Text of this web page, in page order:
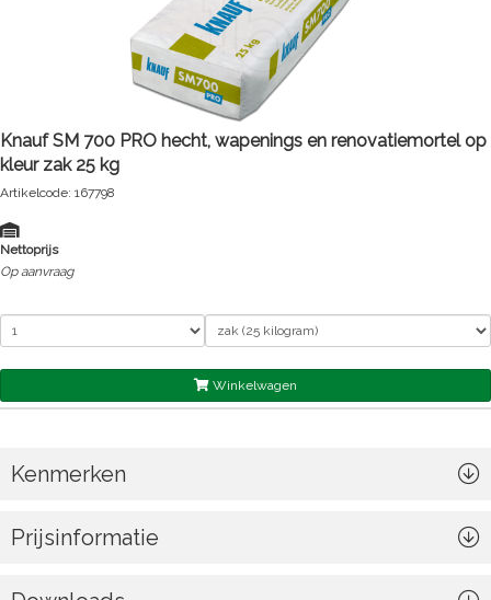
Knauf SM 700 PRO hecht, wapenings en renovatiemortel op
kleur zak 25 kg
Artikelcode: 167798
Nettoprijs
Op aanvraag
Winkelwagen
Kenmerken
Prijsinformatie